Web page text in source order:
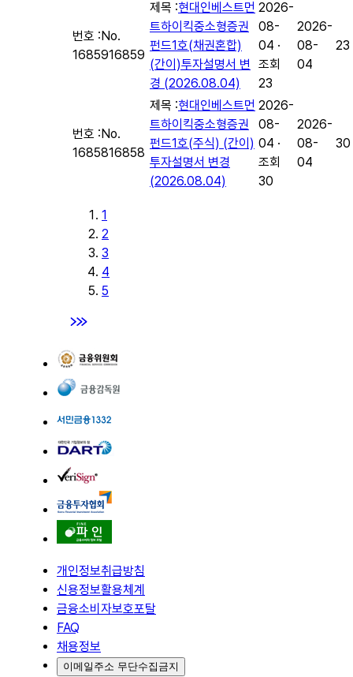
번호 :No.
1685916859
제목 :현대인베스트먼
트하이킥중소형증권
펀드1호(채권혼합)
(간이)투자설명서 변
경 (2026.08.04)
2026-
08-
04 ·
조회
23
2026-
08-
04
23
번호 :No.
1685816858
제목 :현대인베스트먼
트하이킥중소형증권
펀드1호(주식) (간이)
투자설명서 변경
(2026.08.04)
2026-
08-
04 ·
조회
30
2026-
08-
04
30
1
2
3
4
5
개인정보취급방침
신용정보활용체계
금융소비자보호포탈
FAQ
채용정보
이메일주소 무단수집금지